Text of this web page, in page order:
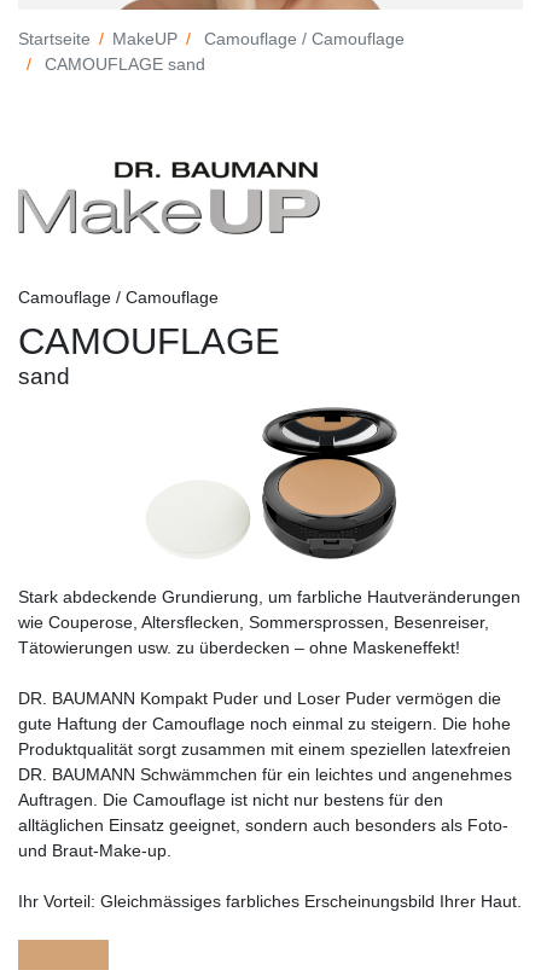
Startseite MakeUP
Camouflage / Camouflage
CAMOUFLAGE sand
Camouflage / Camouflage
CAMOUFLAGE
sand
Stark abdeckende Grundierung, um farbliche Hautveränderungen
wie Couperose, Altersflecken, Sommersprossen, Besenreiser,
Tätowierungen usw. zu überdecken – ohne Maskeneffekt!
DR. BAUMANN Kompakt Puder und Loser Puder vermögen die
gute Haftung der Camouflage noch einmal zu steigern. Die hohe
Produktqualität sorgt zusammen mit einem speziellen latexfreien
DR. BAUMANN Schwämmchen für ein leichtes und angenehmes
Auftragen. Die Camouflage ist nicht nur bestens für den
alltäglichen Einsatz geeignet, sondern auch besonders als Foto-
und Braut-Make-up.
Ihr Vorteil: Gleichmässiges farbliches Erscheinungsbild Ihrer Haut.